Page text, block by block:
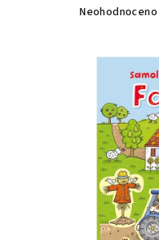
Průměrné
hvězdiček.
Neohodnoceno